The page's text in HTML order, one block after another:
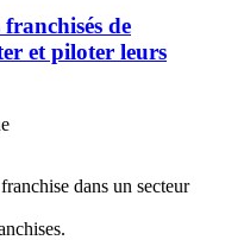
de
et piloter leurs
dans un secteur